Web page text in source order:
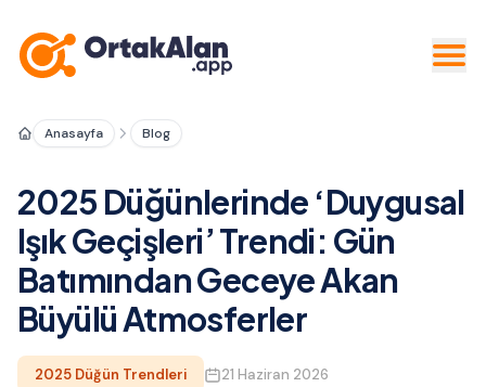
Anasayfa Blog
2025 Düğünlerinde ‘Duygusal
Işık Geçişleri’ Trendi: Gün
Batımından Geceye Akan
Büyülü Atmosferler
2025 Düğün Trendleri 21 Haziran 2026